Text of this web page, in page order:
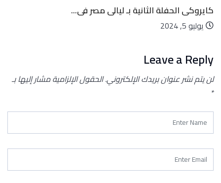
كايروكى الحفلة الثانية بـ ليالى مصر فى...
يوليو 5, 2024
Leave a Reply
لن يتم نشر عنوان بريدك الإلكتروني.الحقول الإلزامية مشار إليها بـ
*